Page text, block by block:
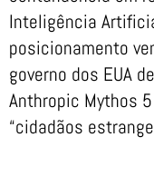
Inteligência
posicionamento
governo dos EUA
Anthropic Mythos
“cidadãos